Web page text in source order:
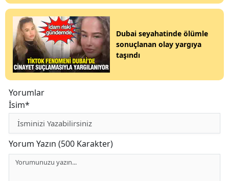
Dubai seyahatinde ölümle
sonuçlanan olay yargıya
taşındı
Yorumlar
İsim*
Yorum Yazın (500 Karakter)